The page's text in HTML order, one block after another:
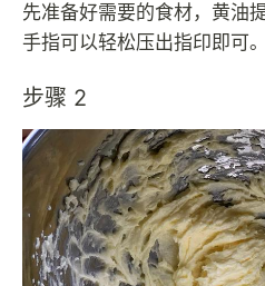
先准备好需要的食材，黄油
手指可以轻松压出指印即可。
步骤 2